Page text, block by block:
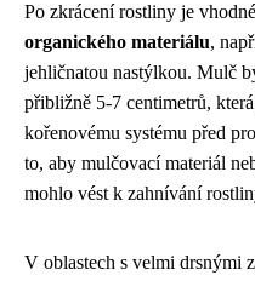
Po zkrácení rostliny je vhodné
organického materiálu,
jehličnatou nastýlkou. Mulč
přibližně 5-7 centimetrů,
kořenovému systému před
to, aby mulčovací materiál
mohlo vést k zahnívání
V oblastech s velmi drsnými